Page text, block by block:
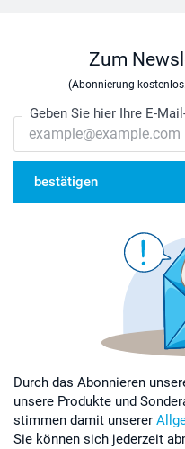
Zum
(Abonnierung
Geben Sie hier Ihre E-
bestätigen
Durch das Abonnieren
unsere Produkte und
stimmen damit unserer
Sie können sich jederzeit